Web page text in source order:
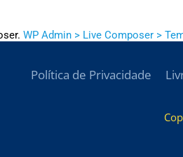
WP Admin > Live Composer >
Política de Privacidade